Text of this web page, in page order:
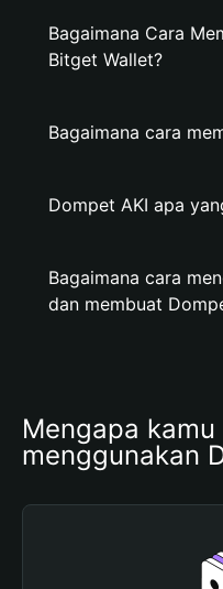
Bagaimana Cara
Bitget Wallet?
Bagaimana cara
Dompet AKI apa
Bagaimana cara
dan membuat
Mengapa kamu
menggunakan